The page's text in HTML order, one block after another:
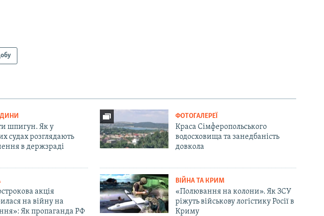
шпигун. Як у
судах розглядають
в держзраді
ФОТОГАЛЕРЕЇ
Краса Сімферопольського
водосховища та занедбаність
довкола
акція
на війну на
Як пропаганда РФ
ВІЙНА ТА КРИМ
«Полювання на колони». Як ЗСУ
ріжуть військову логістику Росії в
Криму